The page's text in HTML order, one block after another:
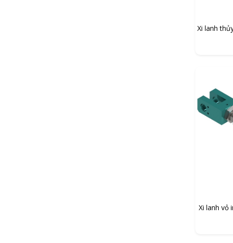
Xi lanh
Xi lanh vỏ